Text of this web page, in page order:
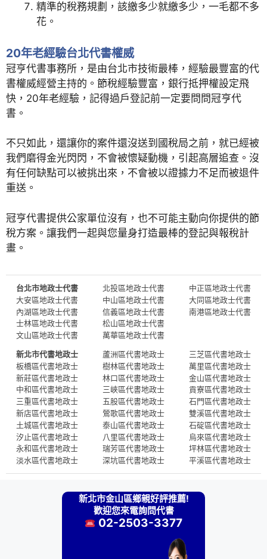
精準的稅務規劃，該繳多少就繳多少，一毛都不多
花。
20年老經驗台北代書權威
冠亨代書事務所，是由台北市技術最棒，經驗最豐富的代
書權威經營主持的。節稅經驗豐富，銀行抵押權設定飛
快，20年老經驗，記得過戶登記前一定要問問冠亨代
書。
不只如此，還讓你的案件還沒送到國稅局之前，就已經被
我們磨得金光閃閃，不會被懷疑動機，引起高層追查。沒
有任何缺點可以被挑出來，不會被以證據力不足而被退件
重送。
冠亨代書提供公家單位沒有，也不可能主動向你提供的節
稅方案。讓我們一起與您量身打造最棒的登記與報稅計
畫。
台北市地政士代書
大安區地政士代書
內湖區地政士代書
士林區地政士代書
文山區地政士代書
北投區地政士代書
中山區地政士代書
信義區地政士代書
松山區地政士代書
萬華區地政士代書
中正區地政士代書
大同區地政士代書
南港區地政士代書
新北市代書地政士
板橋區代書地政士
新莊區代書地政士
中和區代書地政士
三重區代書地政士
新店區代書地政士
土城區代書地政士
汐止區代書地政士
永和區代書地政士
淡水區代書地政士
蘆洲區代書地政士
樹林區代書地政士
林口區代書地政士
三峽區代書地政士
五股區代書地政士
鶯歌區代書地政士
泰山區代書地政士
八里區代書地政士
瑞芳區代書地政士
深坑區代書地政士
三芝區代書地政士
萬里區代書地政士
金山區代書地政士
貢寮區代書地政士
石門區代書地政士
雙溪區代書地政士
石碇區代書地政士
烏來區代書地政士
坪林區代書地政士
平溪區代書地政士
新北市金山區鄉親好評推薦!
歡迎您來電詢問代書
02-2503-3377